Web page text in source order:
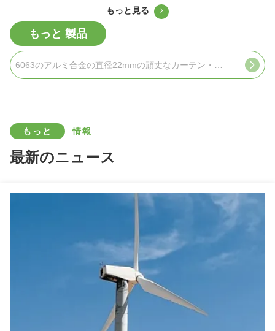
もっと見る
もっと 製品
もっと 情報
最新のニュース